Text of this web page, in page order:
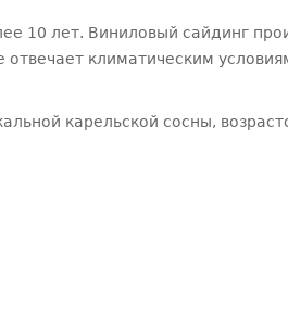
10 лет. Виниловый сайдинг
климатическим
карельской сосны,